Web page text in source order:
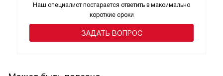
Наш специалист постарается ответить в максимально
короткие сроки
ЗАДАТЬ ВОПРОС